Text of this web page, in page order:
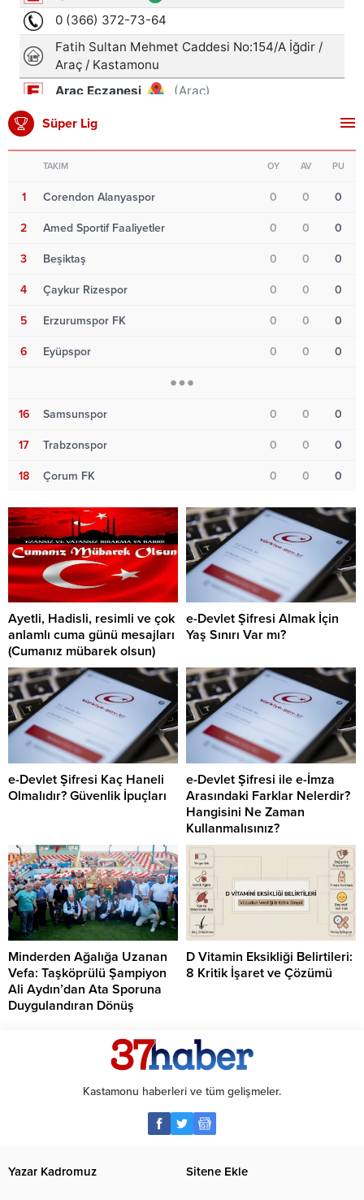
Süper Lig
TAKIM OY AV PU
1 Corendon Alanyaspor 0 0 0
2 Amed Sportif Faaliyetler 0 0 0
3 Beşiktaş 0 0 0
4 Çaykur Rizespor 0 0 0
5 Erzurumspor FK 0 0 0
6 Eyüpspor 0 0 0
16 Samsunspor 0 0 0
17 Trabzonspor 0 0 0
18 Çorum FK 0 0 0
Ayetli, Hadisli, resimli ve çok
anlamlı cuma günü mesajları
(Cumanız mübarek olsun)
e-Devlet Şifresi Almak İçin
Yaş Sınırı Var mı?
e-Devlet Şifresi Kaç Haneli
Olmalıdır? Güvenlik İpuçları
e-Devlet Şifresi ile e-İmza
Arasındaki Farklar Nelerdir?
Hangisini Ne Zaman
Kullanmalısınız?
Minderden Ağalığa Uzanan
Vefa: Taşköprülü Şampiyon
Ali Aydın’dan Ata Sporuna
Duygulandıran Dönüş
D Vitamin Eksikliği Belirtileri:
8 Kritik İşaret ve Çözümü
Kastamonu haberleri ve tüm gelişmeler.
Yazar Kadromuz Sitene Ekle